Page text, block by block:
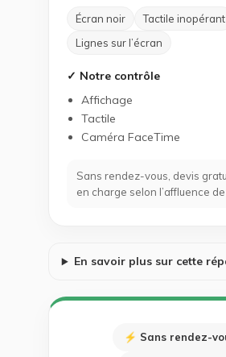
Écran noir
Tactile inopérant
Lignes sur l’écran
✓ Notre contrôle
Affichage
Tactile
Caméra FaceTime
Sans rendez-vous, devis
en charge selon l’affluence de
En savoir plus sur cette
⚡ Sans rendez-